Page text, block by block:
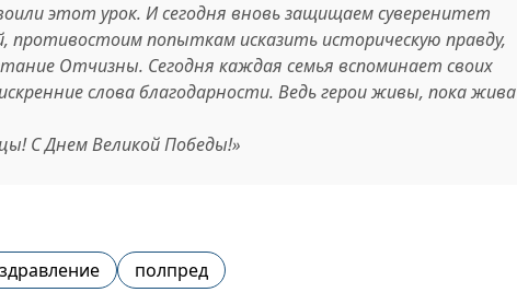
этот урок. И сегодня вновь защищаем суверенитет
попыткам исказить историческую правду,
Отчизны. Сегодня каждая семья вспоминает своих
слова благодарности. Ведь герои живы, пока жива
С Днем Великой Победы!»
полпред